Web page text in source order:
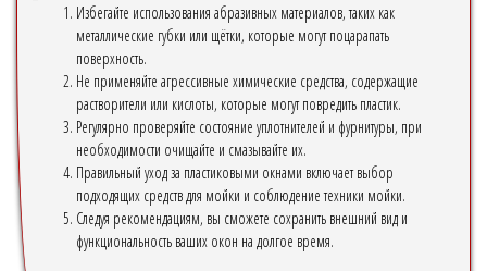
Избегайте использования абразивных материалов, таких как
металлические губки или щётки, которые могут поцарапать
поверхность.
Не применяйте агрессивные химические средства, содержащие
растворители или кислоты, которые могут повредить пластик.
Регулярно проверяйте состояние уплотнителей и фурнитуры, при
необходимости очищайте и смазывайте их.
Правильный уход за пластиковыми окнами включает выбор
подходящих средств для мойки и соблюдение техники мойки.
Следуя рекомендациям, вы сможете сохранить внешний вид и
функциональность ваших окон на долгое время.